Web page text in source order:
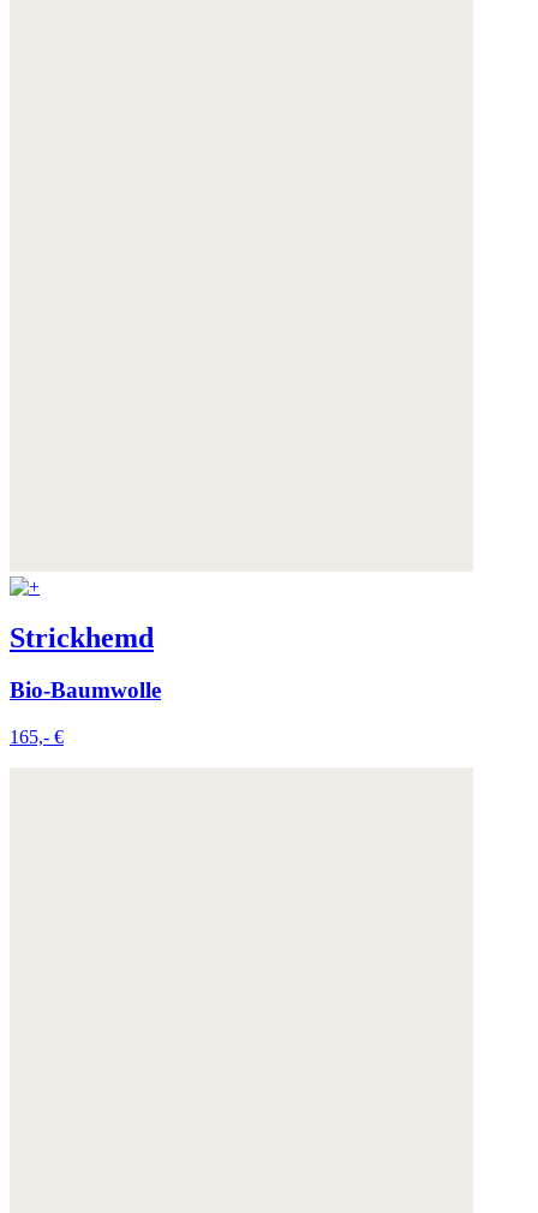
Strickhemd
Bio-Baumwolle
165,- €